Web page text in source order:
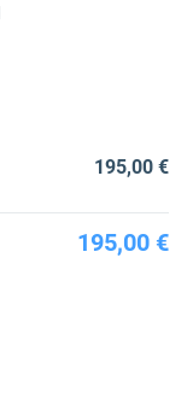
195,00 €
195,00 €